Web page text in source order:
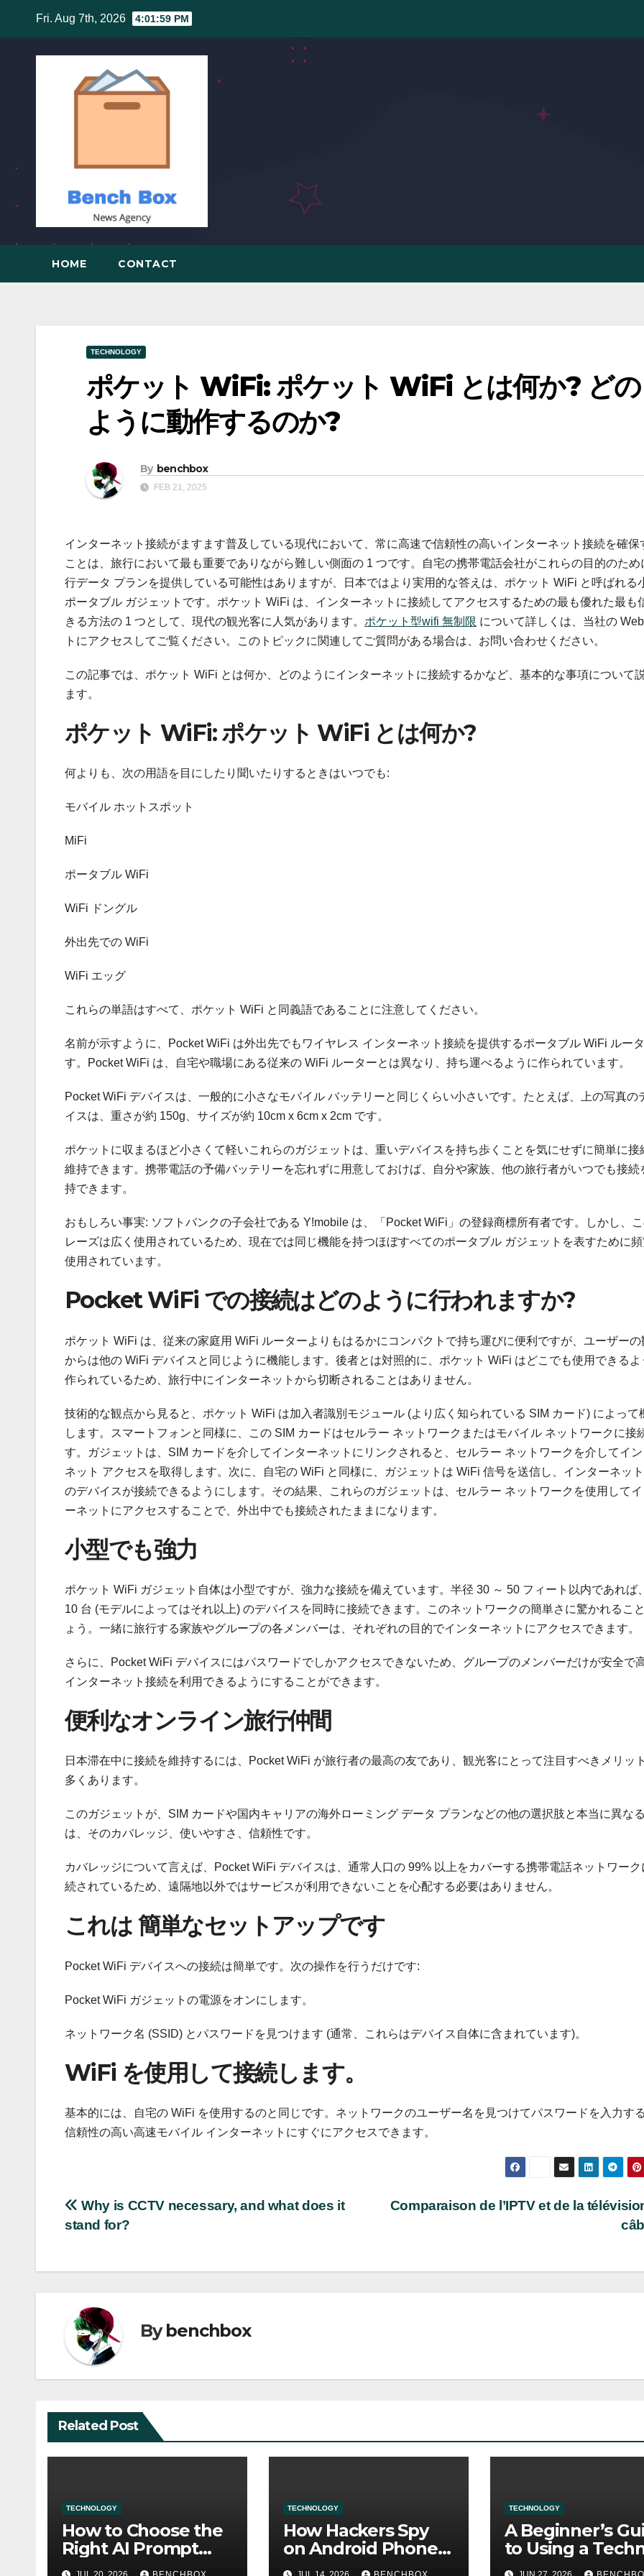
content
Fri. Aug 7th, 2026 4:01:59 PM
HOME CONTACT
TECHNOLOGY
ポケット WiFi: ポケット WiFi とは何か? どの
ように動作するのか?
By benchbox
FEB 21, 2025
インターネット接続がますます普及している現代において、常に高速で信頼性の高いインターネット接続を確保
ことは、旅行において最も重要でありながら難しい側面の 1 つです。自宅の携帯電話会社がこれらの目的のため
行データ プランを提供している可能性はありますが、日本ではより実用的な答えは、ポケット WiFi と呼ばれる
ポータブル ガジェットです。ポケット WiFi は、インターネットに接続してアクセスするための最も優れた最も
きる方法の 1 つとして、現代の観光客に人気があります。 ポケット型wifi 無制限 について詳しくは、当社の
トにアクセスしてご覧ください。このトピックに関連してご質問がある場合は、お問い合わせください。
この記事では、ポケット WiFi とは何か、どのようにインターネットに接続するかなど、基本的な事項について
ます。
ポケット WiFi: ポケット WiFi とは何か?
何よりも、次の用語を目にしたり聞いたりするときはいつでも:
モバイル ホットスポット
MiFi
ポータブル WiFi
WiFi ドングル
外出先での WiFi
WiFi エッグ
これらの単語はすべて、ポケット WiFi と同義語であることに注意してください。
名前が示すように、Pocket WiFi は外出先でもワイヤレス インターネット接続を提供するポータブル WiFi ルー
す。Pocket WiFi は、自宅や職場にある従来の WiFi ルーターとは異なり、持ち運べるように作られています。
Pocket WiFi デバイスは、一般的に小さなモバイル バッテリーと同じくらい小さいです。たとえば、上の写真の
イスは、重さが約 150g、サイズが約 10cm x 6cm x 2cm です。
ポケットに収まるほど小さくて軽いこれらのガジェットは、重いデバイスを持ち歩くことを気にせずに簡単に接
維持できます。携帯電話の予備バッテリーを忘れずに用意しておけば、自分や家族、他の旅行者がいつでも接続
持できます。
おもしろい事実: ソフトバンクの子会社である Y!mobile は、「Pocket WiFi」の登録商標所有者です。しかし、
レーズは広く使用されているため、現在では同じ機能を持つほぼすべてのポータブル ガジェットを表すために
使用されています。
Pocket WiFi での接続はどのように行われますか?
ポケット WiFi は、従来の家庭用 WiFi ルーターよりもはるかにコンパクトで持ち運びに便利ですが、ユーザーの
からは他の WiFi デバイスと同じように機能します。後者とは対照的に、ポケット WiFi はどこでも使用できるよ
作られているため、旅行中にインターネットから切断されることはありません。
技術的な観点から見ると、ポケット WiFi は加入者識別モジュール (より広く知られている SIM カード) によって
します。スマートフォンと同様に、この SIM カードはセルラー ネットワークまたはモバイル ネットワークに接
す。ガジェットは、SIM カードを介してインターネットにリンクされると、セルラー ネットワークを介してイ
ネット アクセスを取得します。次に、自宅の WiFi と同様に、ガジェットは WiFi 信号を送信し、インターネッ
のデバイスが接続できるようにします。その結果、これらのガジェットは、セルラー ネットワークを使用して
ーネットにアクセスすることで、外出中でも接続されたままになります。
小型でも強力
ポケット WiFi ガジェット自体は小型ですが、強力な接続を備えています。半径 30 ～ 50 フィート以内であれば
10 台 (モデルによってはそれ以上) のデバイスを同時に接続できます。このネットワークの簡単さに驚かれるこ
ょう。一緒に旅行する家族やグループの各メンバーは、それぞれの目的でインターネットにアクセスできます。
さらに、Pocket WiFi デバイスにはパスワードでしかアクセスできないため、グループのメンバーだけが安全で
インターネット接続を利用できるようにすることができます。
便利なオンライン旅行仲間
日本滞在中に接続を維持するには、Pocket WiFi が旅行者の最高の友であり、観光客にとって注目すべきメリッ
多くあります。
このガジェットが、SIM カードや国内キャリアの海外ローミング データ プランなどの他の選択肢と本当に異な
は、そのカバレッジ、使いやすさ、信頼性です。
カバレッジについて言えば、Pocket WiFi デバイスは、通常人口の 99% 以上をカバーする携帯電話ネットワーク
続されているため、遠隔地以外ではサービスが利用できないことを心配する必要はありません。
これは 簡単なセットアップです
Pocket WiFi デバイスへの接続は簡単です。次の操作を行うだけです:
Pocket WiFi ガジェットの電源をオンにします。
ネットワーク名 (SSID) とパスワードを見つけます (通常、これらはデバイス自体に含まれています)。
WiFi を使用して接続します。
基本的には、自宅の WiFi を使用するのと同じです。ネットワークのユーザー名を見つけてパスワードを入力す
信頼性の高い高速モバイル インターネットにすぐにアクセスできます。
Post
Comparaison de l’IPTV et de la
Why is CCTV necessary, and what does it
stand for?
Bybenchbox
Related Post
TECHNOLOGY
How to Choose the
Right AI Prompt
Download for Your
TECHNOLOGY
How Hackers Spy
on Android Phones:
Common Methods
TECHNOLOGY
A Beginner’s
to Using a
Interview